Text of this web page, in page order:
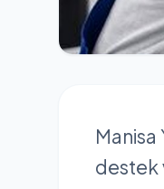
destek